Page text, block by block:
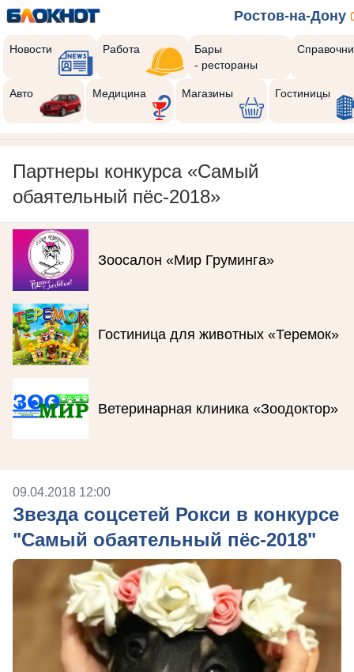
Ростов-на-Дону
Новости Работа
Бары
- рестораны
Авто Медицина Магазины Гостиницы
Партнеры конкурса «Самый
обаятельный пёс-2018»
Зоосалон «Мир Груминга»
Гостиница для животных «Теремок»
Ветеринарная клиника «Зоодоктор»
09.04.2018 12:00
Звезда соцсетей Рокси в конкурсе
"Самый обаятельный пёс-2018"